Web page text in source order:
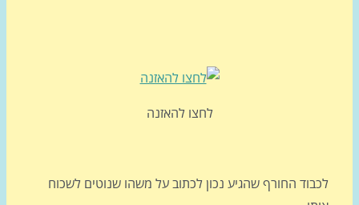
לחצו להאזנה
החורף שהגיע נכון לכתוב על משהו שנוטים לשכוח